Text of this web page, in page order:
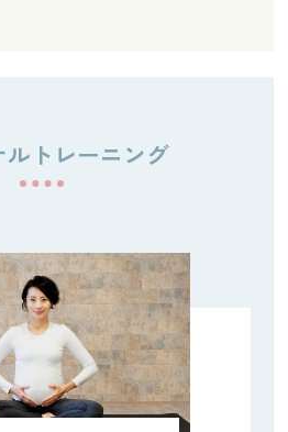
ルトレーニング